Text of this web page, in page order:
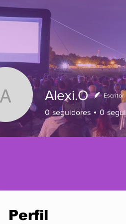
Perfil
Alexi.OAlexi.O Escritor
0 seguidores 0